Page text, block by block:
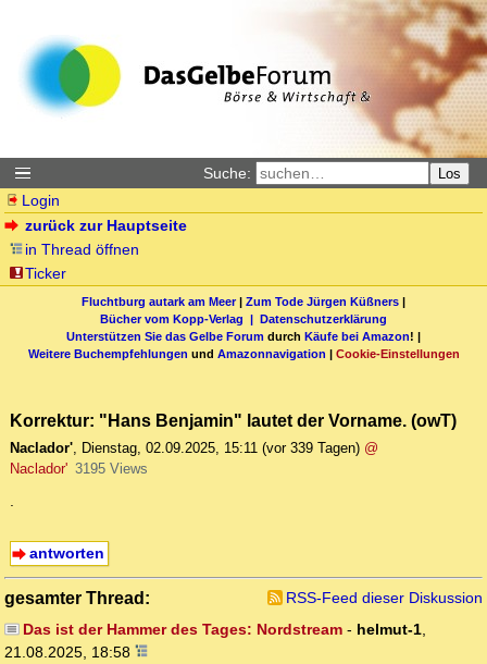
Suche: Los
Login
zurück zur Hauptseite
in Thread öffnen
Ticker
Fluchtburg autark am Meer| Zum Tode Jürgen Küßners |
Bücher vom Kopp-Verlag | Datenschutzerklärung
Unterstützen Sie das Gelbe Forum durch Käufe bei Amazon! |
Weitere Buchempfehlungen und Amazonnavigation | Cookie-Einstellungen
Korrektur: "Hans Benjamin" lautet der Vorname. (owT)
Naclador', Dienstag, 02.09.2025, 15:11 (vor 339 Tagen) @
Naclador' 3195 Views
.
antworten
gesamter Thread:
RSS-Feed dieser Diskussion
Das ist der Hammer des Tages: Nordstream- helmut-1,
21.08.2025, 18:58